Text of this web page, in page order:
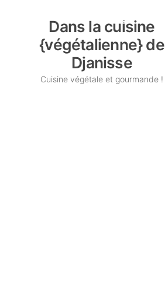
Dans la cuisine
{végétalienne} de
Djanisse
Cuisine végétale et gourmande !